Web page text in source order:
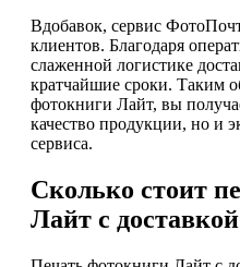
Вдобавок, сервис
клиентов. Благодаря
слаженной логистике
кратчайшие сроки. Таким
фотокниги Лайт, вы
качество продукции, но и
сервиса.
Сколько стоит
Лайт с доставкой